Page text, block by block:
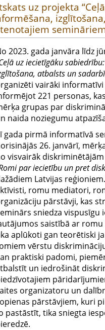
uz projekta
2023. gada janvāra līdz
uz iecietīgāku
atbalsts un
vairāki
221 personas,
grupas par
naida noziegumu
gada pirmā informatīvā
26. janvārī,
visvairāk
par iecietību un pret
Latvijas
romu mediatori,
pārstāvji, kas
sniedza vispusīgu
saistībā ar
aplūkoti gan teorētiski
vērstu
praktiski padomi,
un iedrošināt
organizatoru un
pārstāvjiem, kuri
pastāstīt, tika sniegta